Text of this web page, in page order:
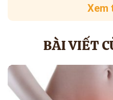
Xem
BÀI VIẾT